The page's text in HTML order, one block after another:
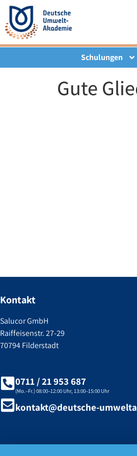
Schulungen
Gute
Kontakt
Salucor GmbH
Raiffeisenstr. 27-29
70794 Filderstadt
0711 / 21 953 687
(Mo.–Fr.) 08:00–12:00 Uhr, 13:00–15:00 Uhr
kontakt@deutsche-